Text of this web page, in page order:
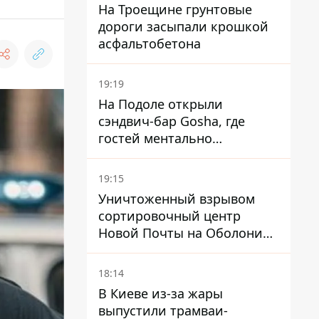
На Троещине грунтовые
дороги засыпали крошкой
асфальтобетона
19:19
На Подоле открыли
сэндвич-бар Gosha, где
гостей ментально
разгружает акула
19:15
Уничтоженный взрывом
сортировочный центр
Новой Почты на Оболони
заработал – выдают
посылки
18:14
В Киеве из-за жары
выпустили трамваи-